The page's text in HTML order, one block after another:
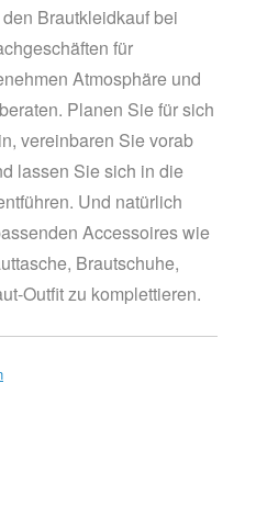
Brautkleidkauf bei
für
Atmosphäre und
Planen Sie für sich
vereinbaren Sie vorab
lassen Sie sich in die
Und natürlich
Accessoires wie
Brautschuhe,
Outfit zu komplettieren.